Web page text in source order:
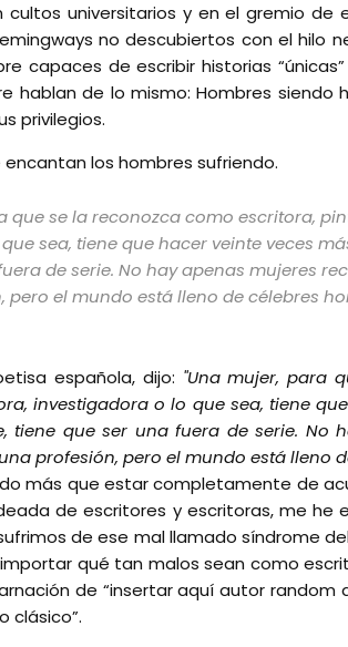
cultos universitarios y en el gremio de
no descubiertos con el hilo
capaces de escribir historias
hablan de lo mismo: Hombres siendo
privilegios.
encantan los hombres sufriendo.
que se la reconozca como escritora,
sea, tiene que hacer veinte veces
de serie. No hay apenas mujeres
pero el mundo está lleno de célebres
española, dijo: "Una mujer, para
investigadora o lo que sea, tiene
tiene que ser una fuera de serie. No
profesión, pero el mundo está lleno
más que estar completamente de
de escritores y escritoras, me he
de ese mal llamado síndrome
qué tan malos sean como
de “insertar aquí autor random
clásico”.